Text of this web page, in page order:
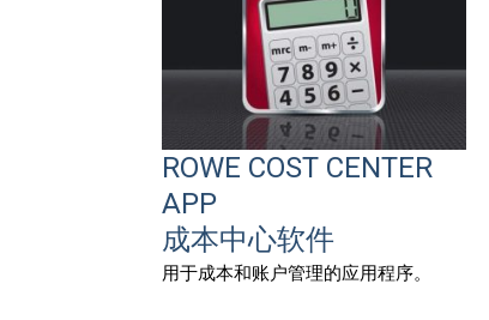
ROWE COST CENTER
APP
成本中心软件
用于成本和账户管理的应用程序。